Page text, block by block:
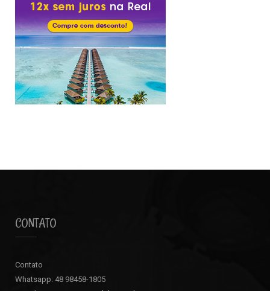
CONTATO
Contato
Whatsapp: 48 98458-1805